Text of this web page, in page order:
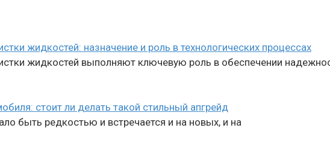
жидкостей: назначение и роль в технологических процессах
жидкостей выполняют ключевую роль в обеспечении
стоит ли делать такой стильный апгрейд
быть редкостью и встречается и на новых, и на